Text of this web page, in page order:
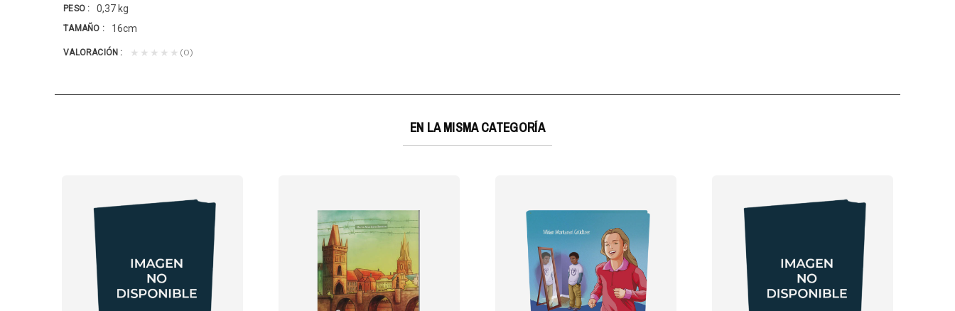
PESO 0,37 kg
TAMAÑO 16cm
VALORACIÓN ★★★★★ (0)
EN LA MISMA CATEGORÍA
que nos vemos forzados a...